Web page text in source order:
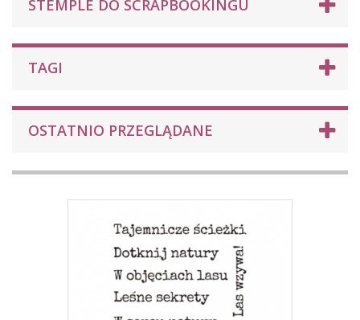
STEMPLE DO SCRAPBOOKINGU
TAGI
OSTATNIO PRZEGLĄDANE